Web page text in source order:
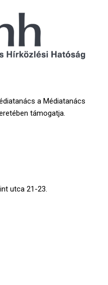
a Médiatanács
támogatja.
utca 21-23.